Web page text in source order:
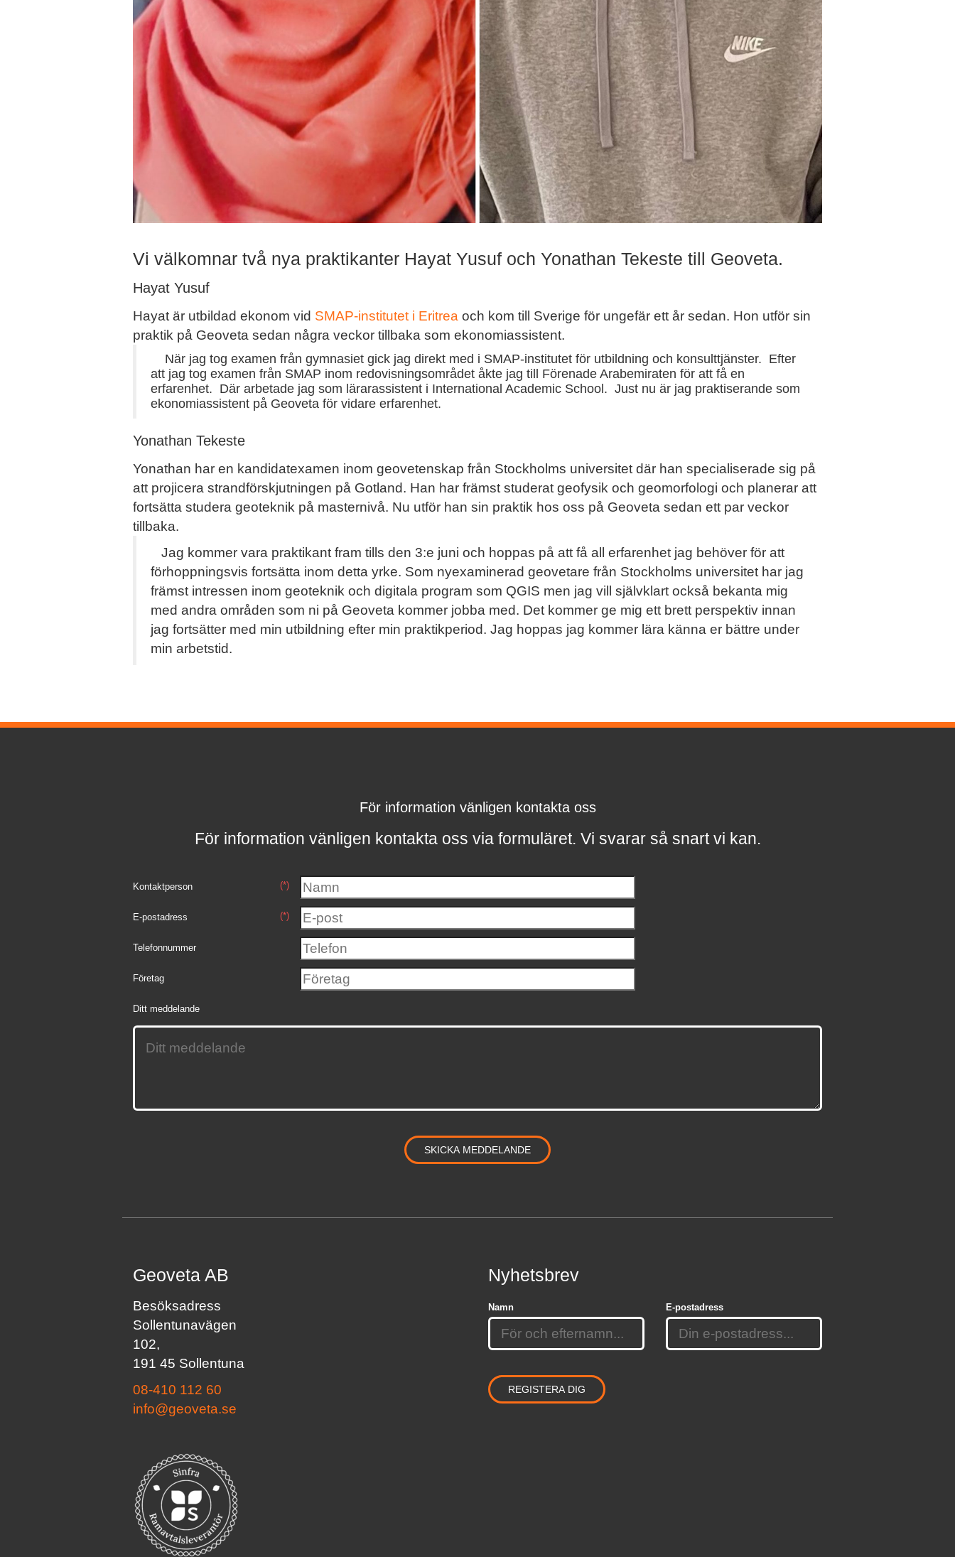
Vi välkomnar två nya praktikanter Hayat Yusuf och Yonathan Tekeste till Geoveta.
Hayat Yusuf
Hayat är utbildad ekonom vid SMAP-institutet i Eritrea och kom till Sverige för ungefär ett år sedan. Hon utför sin
praktik på Geoveta sedan några veckor tillbaka som ekonomiassistent.
När jag tog examen från gymnasiet gick jag direkt med i SMAP-institutet för utbildning och konsulttjänster. Efter
att jag tog examen från SMAP inom redovisningsområdet åkte jag till Förenade Arabemiraten för att få en
erfarenhet. Där arbetade jag som lärarassistent i International Academic School. Just nu är jag praktiserande som
ekonomiassistent på Geoveta för vidare erfarenhet.
Yonathan Tekeste
Yonathan har en kandidatexamen inom geovetenskap från Stockholms universitet där han specialiserade sig på
att projicera strandförskjutningen på Gotland. Han har främst studerat geofysik och geomorfologi och planerar att
fortsätta studera geoteknik på masternivå. Nu utför han sin praktik hos oss på Geoveta sedan ett par veckor
tillbaka.
Jag kommer vara praktikant fram tills den 3:e juni och hoppas på att få all erfarenhet jag behöver för att
förhoppningsvis fortsätta inom detta yrke. Som nyexaminerad geovetare från Stockholms universitet har jag
främst intressen inom geoteknik och digitala program som QGIS men jag vill självklart också bekanta mig
med andra områden som ni på Geoveta kommer jobba med. Det kommer ge mig ett brett perspektiv innan
jag fortsätter med min utbildning efter min praktikperiod. Jag hoppas jag kommer lära känna er bättre under
min arbetstid.
För information vänligen kontakta oss
För information vänligen kontakta oss via formuläret. Vi svararså snart vi kan.
Kontaktperson (*)
E-postadress (*)
Telefonnummer
Företag
Ditt meddelande
Geoveta AB
Besöksadress
Sollentunavägen
102,
191 45 Sollentuna
08-410 112 60
info@geoveta.se
Nyhetsbrev
Namn E-postadress